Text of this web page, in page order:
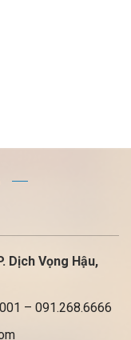
Dịch Vọng Hậu,
– 091.268.6666